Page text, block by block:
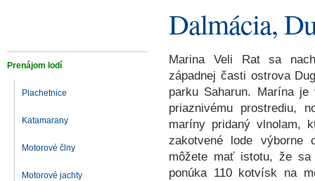
Dalmácia,
Prenájom lodí
Plachetnice
Katamarany
Motorové člny
Motorové jachty
Marina Veli Rat sa
západnej časti ostrova
parku Saharun. Marína
priaznivému prostrediu,
maríny pridaný vlnolam,
zakotvené lode výborne
môžete mať istotu, že
ponúka 110 kotvísk na